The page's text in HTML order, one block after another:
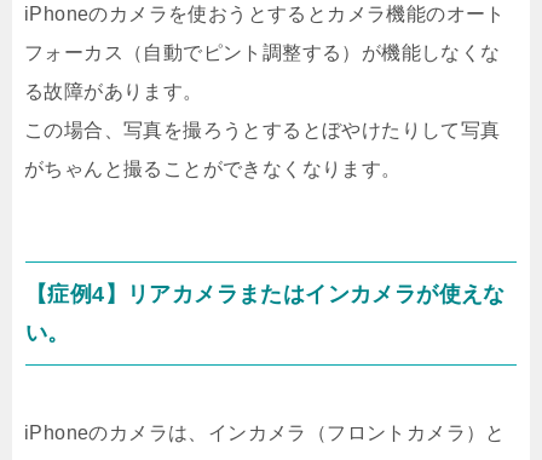
iPhoneのカメラを使おうとするとカメラ機能のオート
フォーカス（自動でピント調整する）が機能しなくな
る故障があります。
この場合、写真を撮ろうとするとぼやけたりして写真
がちゃんと撮ることができなくなります。
【症例4】リアカメラまたはインカメラが使えな
い。
iPhoneのカメラは、インカメラ（フロントカメラ）と